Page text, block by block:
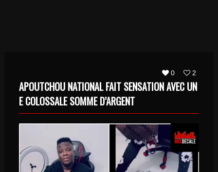
0 2
APOUTCHOU NATIONAL FAIT SENSATION AVEC UN
E COLOSSALE SOMME D’ARGENT